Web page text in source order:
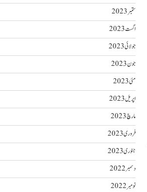
ستمبر 2023
اگست 2023
جولائی 2023
جون 2023
مئی 2023
اپریل 2023
مارچ 2023
فروری 2023
جنوری 2023
دسمبر 2022
نومبر 2022